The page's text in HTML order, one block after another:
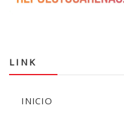
LINK
INICIO